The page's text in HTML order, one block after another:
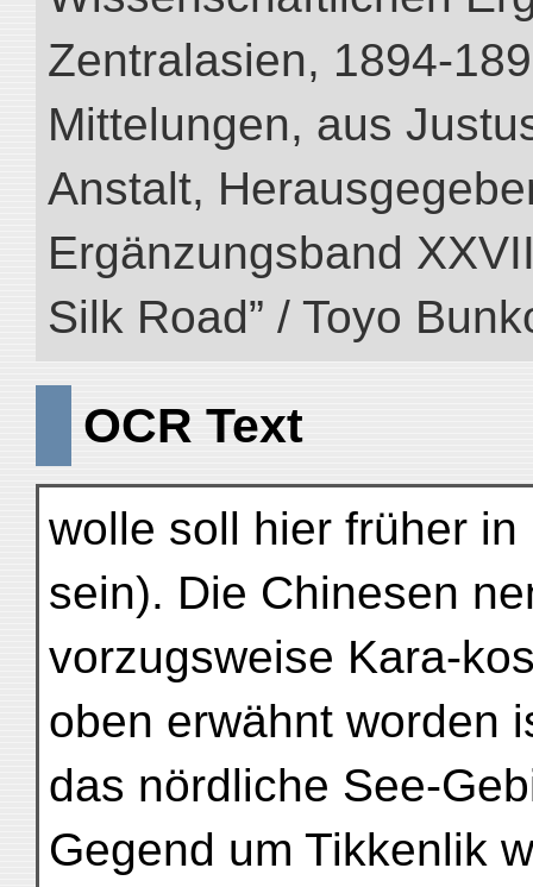
Zentralasien, 1894-
Mittelungen, aus
Anstalt,
Ergänzungsband
Silk Road” / Toyo
OCR Text
wolle soll hier früher
sein). Die Chinesen
vorzugsweise Kara-
oben erwähnt worden
das nördliche See-
Gegend um Tikkenlik